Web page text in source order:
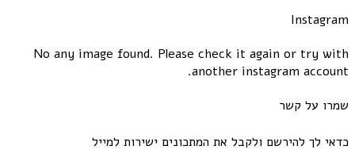
Instagram
No any image found. Please check it again or try with
another instagram account.
שמרו על קשר
כדאי לך להירשם ולקבל את המתכונים ישירות למייל